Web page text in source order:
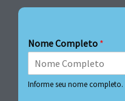
Nome Completo *
Informe seu nome completo.